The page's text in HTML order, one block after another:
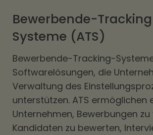
Bewerbende-
Systeme (ATS)
Bewerbende-Tracking-
Softwarelösungen, die
Verwaltung des
unterstützen. ATS ermöglichen
Unternehmen, Bewerbungen
Kandidaten zu bewerten,